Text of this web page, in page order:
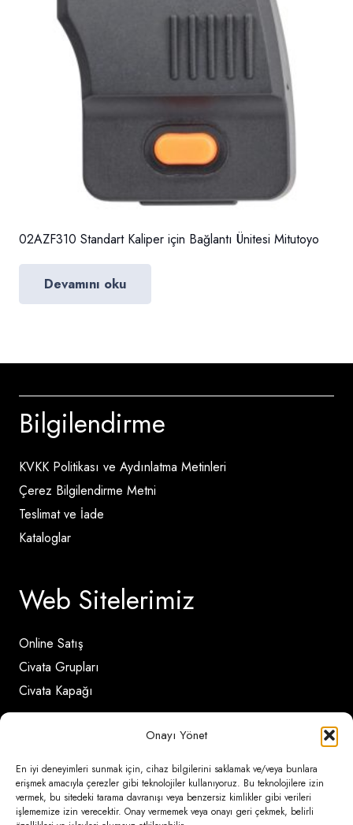
Onayı Yönet
En iyi deneyimleri sunmak için, cihaz bilgilerini saklamak ve/veya bunlara
erişmek amacıyla çerezler gibi teknolojiler kullanıyoruz. Bu teknolojilere izin
vermek, bu sitedeki tarama davranışı veya benzersiz kimlikler gibi verileri
işlememize izin verecektir. Onay vermemek veya onayı geri çekmek, belirli
02AZF310 Standart Kaliper için Bağlantı Ünitesi Mitutoyo
Devamını oku
Bilgilendirme
KVKK Politikası ve Aydınlatma Metinleri
Çerez Bilgilendirme Metni
Teslimat ve İade
Kataloglar
Web Sitelerimiz
Online Satış
Civata Grupları
Civata Kapağı
İletişim Detayları
Ömerli Mahallesi Risalet Sokak No:6/A (Hadımköy)
– Arnavutköy / İstanbul